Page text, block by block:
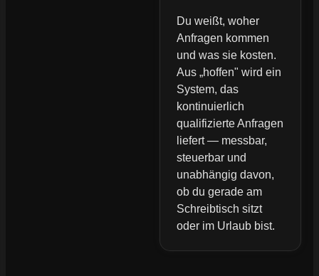
Du weißt, woher
Anfragen kommen
und was sie kosten.
Aus „hoffen" wird ein
System, das
kontinuierlich
qualifizierte Anfragen
liefert — messbar,
steuerbar und
unabhängig davon,
ob du gerade am
Schreibtisch sitzt
oder im Urlaub bist.